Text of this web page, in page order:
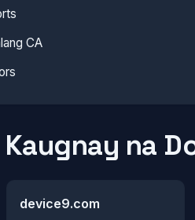
CA
na
device9.com